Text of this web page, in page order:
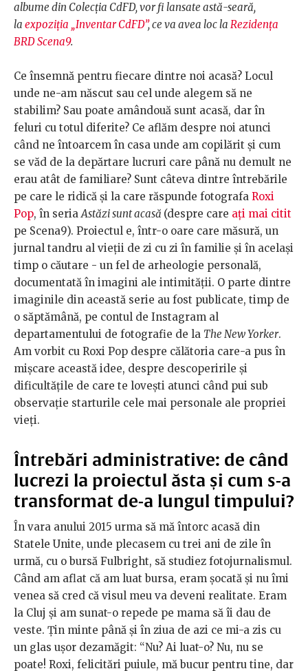
albume din Colecția CdFD, vor fi lansate astă-seară,
la expoziția „Inventar CdFD”, ce va avea loc la Rezidența
BRD Scena9.
Ce însemnă pentru fiecare dintre noi acasă? Locul
unde ne-am născut sau cel unde alegem să ne
stabilim? Sau poate amândouă sunt acasă, dar în
feluri cu totul diferite? Ce aflăm despre noi atunci
când ne întoarcem în casa unde am copilărit și cum
se văd de la depărtare lucruri care până nu demult ne
erau atât de familiare? Sunt câteva dintre întrebările
pe care le ridică și la care răspunde fotografa Roxi
Pop, în seriaAstăzi sunt acasă (despre care ați mai citit
pe Scena9). Proiectul e, într-o oare care măsură, un
jurnal tandru al vieții de zi cu zi în familie și în același
timp o căutare - un fel de arheologie personală,
documentată în imagini ale intimității. O parte dintre
imaginile din această serie au fost publicate, timp de
o săptămână, pe contul de Instagram al
departamentului de fotografie de la The New Yorker.
Am vorbit cu Roxi Pop despre călătoria care-a pus în
mișcare această idee, despre descoperirile și
dificultățile de care te lovești atunci când pui sub
observație starturile cele mai personale ale propriei
vieți.
Întrebări administrative: de când
lucrezi la proiectul ăsta și cum s-a
transformat de-a lungul timpului?
În vara anului 2015 urma să mă întorc acasă din
Statele Unite, unde plecasem cu trei ani de zile în
urmă, cu o bursă Fulbright, să studiez fotojurnalismul.
Când am aflat că am luat bursa, eram șocată și nu îmi
venea să cred că visul meu va deveni realitate. Eram
la Cluj și am sunat-o repede pe mama să îi dau de
veste. Țin minte până și în ziua de azi ce mi-a zis cu
un glas ușor dezamăgit: “Nu? Ai luat-o? Nu, nu se
poate! Roxi, felicitări puiule, mă bucur pentru tine, dar